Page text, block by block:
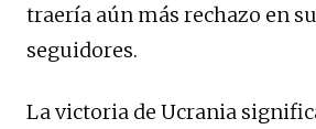
traería aún más rechazo en
seguidores.
La victoria de Ucrania